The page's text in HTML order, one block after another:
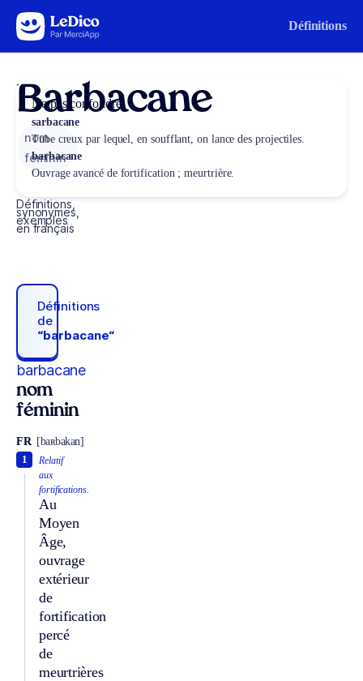
Aller au contenu Définitions
Barbacane
nom
féminin
Définitions,
synonymes,
exemples
en français
Définitions
de
“barbacane“
barbacane
nom
féminin
FR [baʀbakan]
Relatif
aux
fortifications.
Au
Moyen
Âge,
ouvrage
extérieur
de
fortification
percé
de
meurtrières
1
Ne pas confondre
sarbacane
Tube creux par lequel, en soufflant, on lance des projectiles.
barbacane
Ouvrage avancé de fortification ; meurtrière.